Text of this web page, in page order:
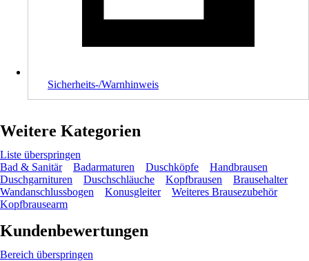
Sicherheits-/Warnhinweis
Weitere Kategorien
Liste überspringen
Bad & Sanitär
Badarmaturen Duschköpfe
Handbrausen
Duschgarnituren
Duschschläuche Kopfbrausen
Brausehalter
Wandanschlussbogen
Konusgleiter
Weiteres Brausezubehör
Kopfbrausearm
Kundenbewertungen
Bereich überspringen